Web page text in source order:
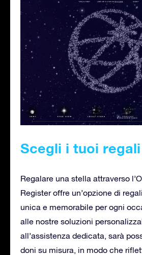
Scegli i tuoi
Regalare una stella attraverso
Register offre un’opzione di
unica e memorabile per ogni
alle nostre soluzioni
all’assistenza dedicata, sarà
doni su misura, in modo che